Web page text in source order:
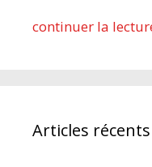
continuer la
Articles récents